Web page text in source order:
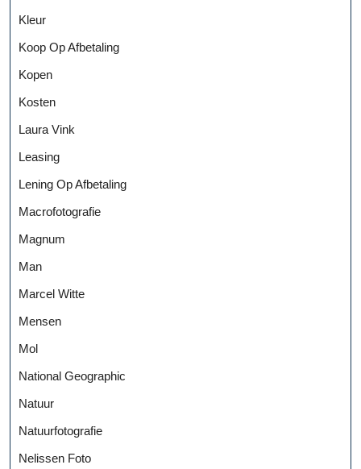
Kleur
Koop Op Afbetaling
Kopen
Kosten
Laura Vink
Leasing
Lening Op Afbetaling
Macrofotografie
Magnum
Man
Marcel Witte
Mensen
Mol
National Geographic
Natuur
Natuurfotografie
Nelissen Foto